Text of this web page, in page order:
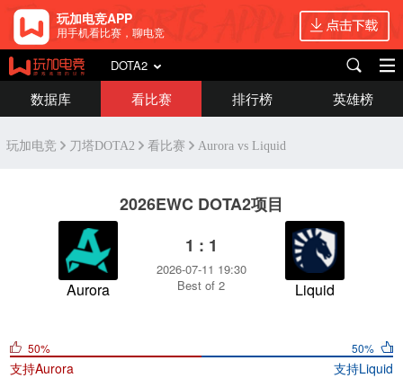
玩加电竞APP
用手机看比赛，聊电竞
DOTA2
数据库 看比赛 排行榜 英雄榜
玩加电竞 刀塔DOTA2 看比赛 Aurora vs Liquid
2026EWC DOTA2项目
Aurora
1 : 1
2026-07-11 19:30
Best of 2
Liquid
50%
支持Liquid
50%
支持Aurora